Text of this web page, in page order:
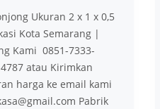
Ukuran 2 x 1 x 0,5
Kota Semarang |
Kami 0851-7333-
atau Kirimkan
harga ke email kami
Pabrik